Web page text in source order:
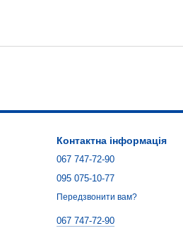
Контактна інформація
067 747-72-90
095 075-10-77
Передзвонити вам?
067 747-72-90